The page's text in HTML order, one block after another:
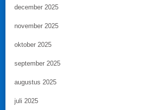
december 2025
november 2025
oktober 2025
september 2025
augustus 2025
juli 2025